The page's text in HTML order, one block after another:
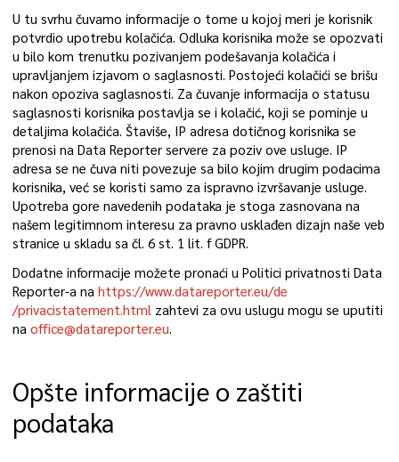
U tu svrhu čuvamo informacije o tome u kojoj meri je korisnik
potvrdio upotrebu kolačića. Odluka korisnika može se opozvati
u bilo kom trenutku pozivanjem podešavanja kolačića i
upravljanjem izjavom o saglasnosti. Postojeći kolačići se brišu
nakon opoziva saglasnosti. Za čuvanje informacija o statusu
saglasnosti korisnika postavlja se i kolačić, koji se pominje u
detaljima kolačića. Štaviše, IP adresa dotičnog korisnika se
prenosi na Data Reporter servere za poziv ove usluge. IP
adresa se ne čuva niti povezuje sa bilo kojim drugim podacima
korisnika, već se koristi samo za ispravno izvršavanje usluge.
Upotreba gore navedenih podataka je stoga zasnovana na
našem legitimnom interesu za pravno usklađen dizajn naše veb
stranice u skladu sa čl. 6 st. 1 lit. f GDPR.
Dodatne informacije možete pronaći u Politici privatnosti Data
Reporter-a nahttps://www.datareporter.eu/de
/privacistatement.html zahtevi za ovu uslugu mogu se uputiti
naoffice@datareporter.eu.
Opšte informacije o zaštiti
podataka